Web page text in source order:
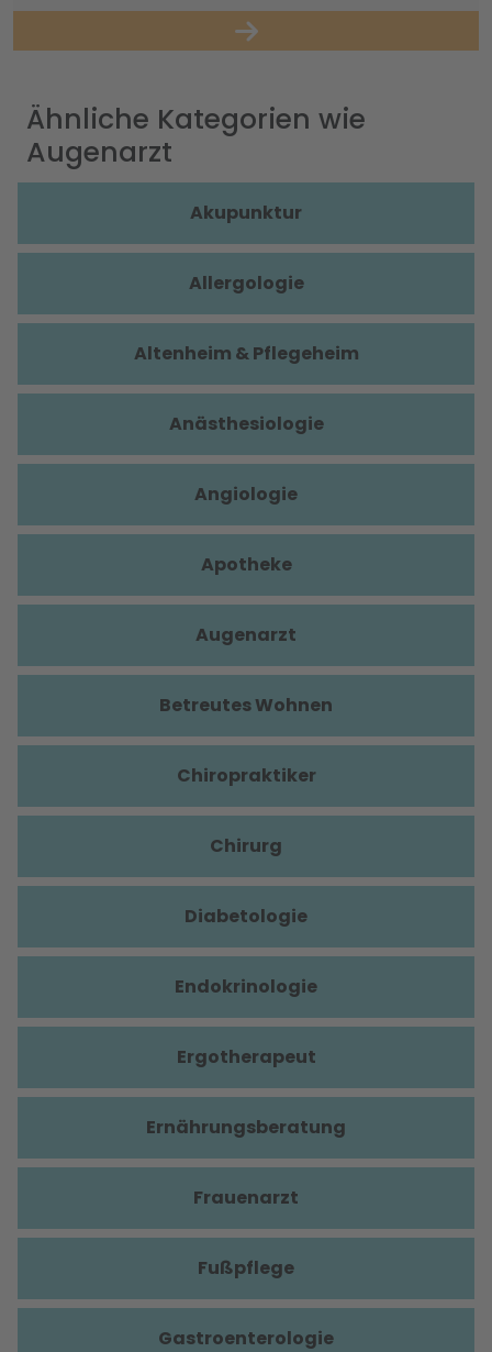
Ähnliche Kategorien wie
Augenarzt
Akupunktur
Allergologie
Altenheim & Pflegeheim
Anästhesiologie
Angiologie
Apotheke
Augenarzt
Betreutes Wohnen
Chiropraktiker
Chirurg
Diabetologie
Endokrinologie
Ergotherapeut
Ernährungsberatung
Frauenarzt
Fußpflege
Gastroenterologie